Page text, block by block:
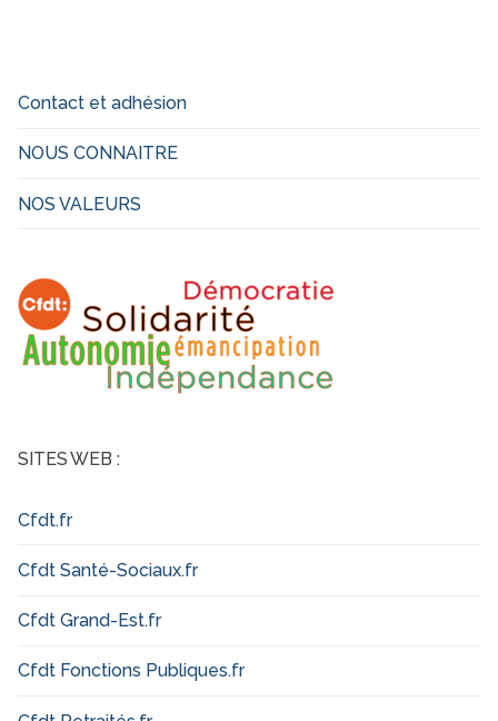
Contact et adhésion
NOUS CONNAITRE
NOS VALEURS
SITES WEB :
Cfdt.fr
Cfdt Santé-Sociaux.fr
Cfdt Grand-Est.fr
Cfdt Fonctions Publiques.fr